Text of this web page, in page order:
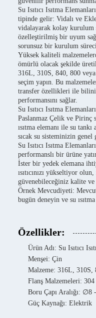
Su Isıtıcı Isıtma
tipinde gelir: Vidalı ve
vidalayarak kolay kurulum
özelleştirilmiş bir uyum
sorunsuz bir kurulum
Yüksek kaliteli
ömürlü olacak şekilde
316L, 310S, 840, 800
seçim yapın. Bu
transfer özellikleri ile bilinir
performansını sağlar.
Su Isıtıcı Isıtma
Paslanmaz Çelik ve Pirinç
ısıtma elemanı ile su
sıcak su sisteminizin
Su Isıtıcı Isıtma
performanslı bir ürüne
İster bir yedek elemana
ısıtıcınızı yükseltiyor
güvenebileceğiniz kalite ve
Örnek Mevcudiyeti:
bugün deneyin ve su
Özellikler:
Ürün Adı: Su Isıtıcı
Menşei: Çin
Malzeme: 316L, 310S,
Flanş Malzemeleri:
Boru Çapı Aralığı:
Güç Kaynağı: Elektrik